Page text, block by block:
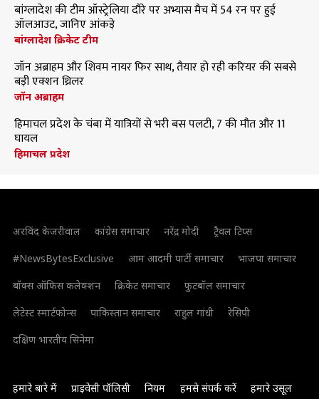
बांग्लादेश की टीम ऑस्ट्रेलिया दौरे पर अभ्यास मैच में 54 रन पर हुई
ऑलआउट, जानिए आंकड़े
बांग्लादेश क्रिकेट टीम
जॉन अब्राहम और शिवम नायर फिर साथ, तैयार हो रही करियर की सबसे
बड़ी एक्शन थ्रिलर
जॉन अब्राहम
हिमाचल प्रदेश के चंबा में यात्रियों से भरी बस पलटी, 7 की मौत और 11
घायल
हिमाचल प्रदेश
अरविंद केजरीवाल कांग्रेस समाचार नरेंद्र मोदी
ट्रैवल टिप्स
#NewsBytesExclusive
आम आदमी पार्टी समाचार
भाजपा समाचार
बॉक्स ऑफिस कलेक्शन
क्रिकेट समाचार
फुटबॉल समाचार
लेटेस्ट स्मार्टफोन्स
पाकिस्तान समाचार राहुल गांधी
रेसिपी
दक्षिण भारतीय सिनेमा
हमारे बारे में प्राइवेसी पॉलिसी नियम हमसे संपर्क करें हमारे उसूल